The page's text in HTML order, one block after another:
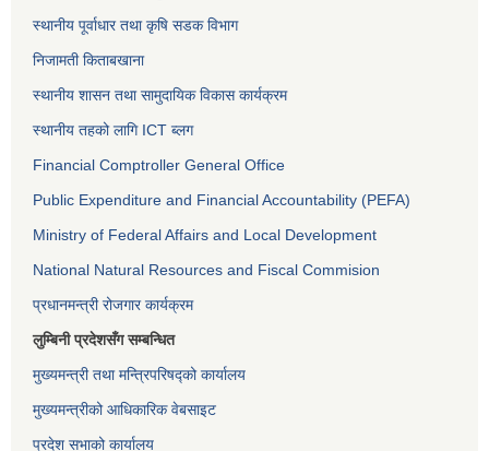
स्थानीय पूर्वाधार तथा कृषि सडक विभाग
निजामती किताबखाना
स्थानीय शासन तथा सामुदायिक विकास कार्यक्रम
स्थानीय तहको लागि ICT ब्लग
Financial Comptroller General Office
Public Expenditure and Financial Accountability (PEFA)
Ministry of Federal Affairs and Local Development
National Natural Resources and Fiscal Commision
प्रधानमन्त्री रोजगार कार्यक्रम
लुम्बिनी प्रदेशसँग सम्बन्धित
मुख्यमन्त्री तथा मन्त्रिपरिषद्को कार्यालय
मुख्यमन्त्रीको आधिकारिक वेबसाइट
प्रदेश सभाको कार्यालय